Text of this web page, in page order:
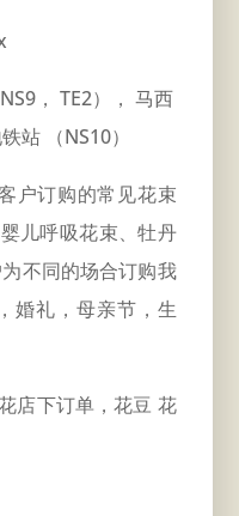
， TE2）， 马西
站 （NS10）
户订购的常见花束
儿呼吸花束、牡丹
不同的场合订购我
婚礼，母亲节，生
店下订单，花豆 花